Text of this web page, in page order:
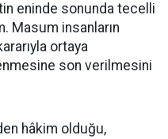
eninde sonunda tecelli
Masum insanların
ortaya
son verilmesini
hâkim olduğu,